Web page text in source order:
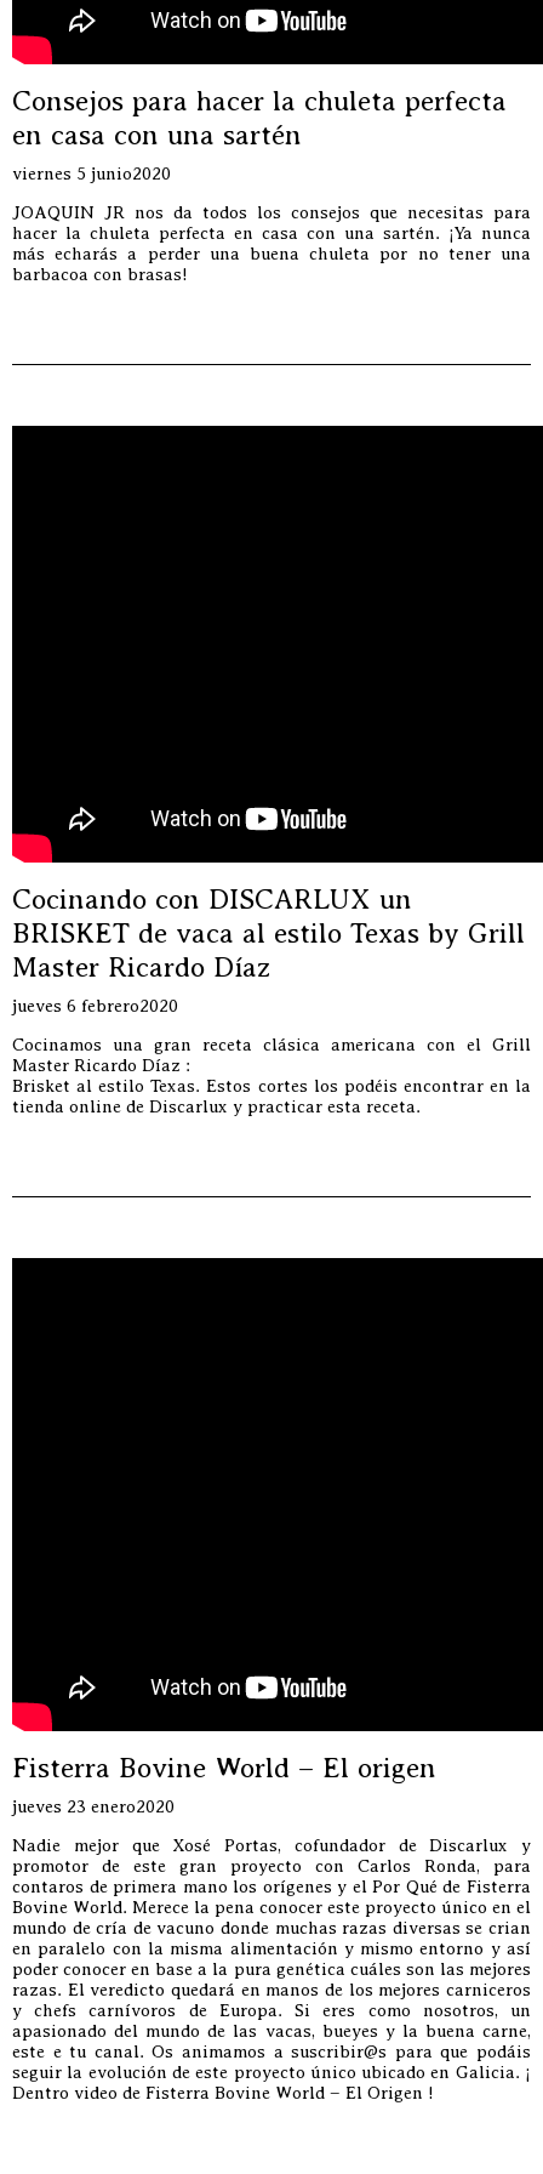
Consejos para hacer la chuleta perfecta
en casa con una sartén
viernes 5 junio2020
JOAQUIN JR nos da todos los consejos que necesitas para
hacer la chuleta perfecta en casa con una sartén. ¡Ya nunca
más echarás a perder una buena chuleta por no tener una
barbacoa con brasas!
Cocinando con DISCARLUX un
BRISKET de vaca al estilo Texas by Grill
Master Ricardo Díaz
jueves 6 febrero2020
Cocinamos una gran receta clásica americana con el Grill
Master Ricardo Díaz :
Brisket al estilo Texas. Estos cortes los podéis encontrar en la
tienda online de Discarlux y practicar esta receta.
Fisterra Bovine World – El origen
jueves 23 enero2020
Nadie mejor que Xosé Portas, cofundador de Discarlux y
promotor de este gran proyecto con Carlos Ronda, para
contaros de primera mano los orígenes y el Por Qué de Fisterra
Bovine World. Merece la pena conocer este proyecto único en el
mundo de cría de vacuno donde muchas razas diversas se crian
en paralelo con la misma alimentación y mismo entorno y así
poder conocer en base a la pura genética cuáles son las mejores
razas. El veredicto quedará en manos de los mejores carniceros
y chefs carnívoros de Europa. Si eres como nosotros, un
apasionado del mundo de las vacas, bueyes y la buena carne,
este e tu canal. Os animamos a suscribir@s para que podáis
seguir la evolución de este proyecto único ubicado en Galicia. ¡
Dentro video de Fisterra Bovine World – El Origen !